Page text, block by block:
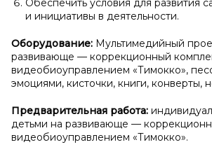
Обеспечить условия для развития
и инициативы в деятельности.
Оборудование: Мультимедийный
развивающе — коррекционный
видеобиоуправлением «Тимокко»,
эмоциями, кисточки, книги, конверты,
Предварительная работа:
детьми на развивающе —
видеобиоуправлением «Тимокко».